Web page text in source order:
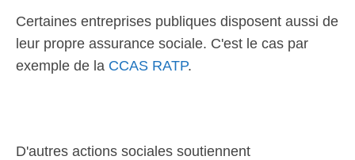
Certaines entreprises publiques disposent aussi de
leur propre assurance sociale. C'est le cas par
exemple de la CCAS RATP.
D'autres actions sociales soutiennent